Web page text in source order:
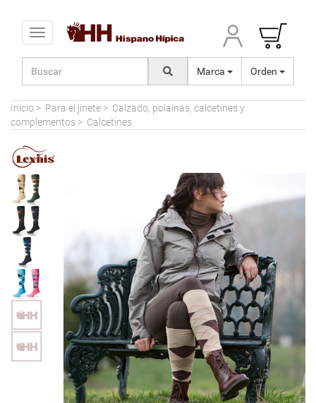
Toggle navigation
Marca Orden
Inicio > Para el jinete > Calzado, polainas, calcetines y
complementos > Calcetines